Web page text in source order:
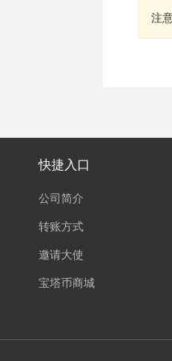
注
快捷入口
公司简介
转账方式
邀请大使
宝塔币商城